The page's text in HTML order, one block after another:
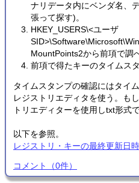
ナリデータ内にベンダ名、
張って探す)。
HKEY_USERS\<ユーザ
MountPoints2から前項で調
前項で得たキーのタイムス
タイムスタンプの確認にはタイ
レジストリエディタを使う。も
トリエディターを使用しtxt形式
以下を参照。
レジストリ・キーの最終更新日
コメント （0件）